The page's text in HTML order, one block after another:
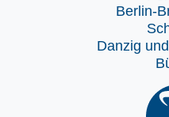
Berlin-
Danzig